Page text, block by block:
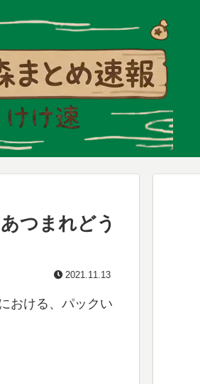
つまれどう
2021.11.13
おける、パックい